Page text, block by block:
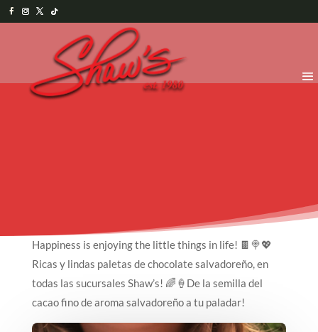
Happiness is enjoying the little things in life! 🍫🍭💖
Ricas y lindas paletas de chocolate salvadoreño, en
todas las sucursales Shaw’s! 🌈🍦De la semilla del
cacao fino de aroma salvadoreño a tu paladar!